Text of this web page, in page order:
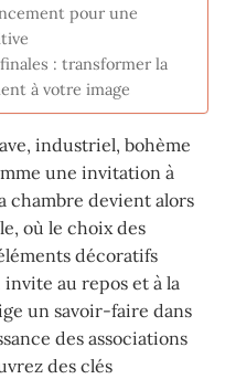
pour une
: transformer la
à votre image
industriel, bohème
une invitation à
chambre devient alors
où le choix des
décoratifs
au repos et à la
un savoir-faire dans
des associations
des clés